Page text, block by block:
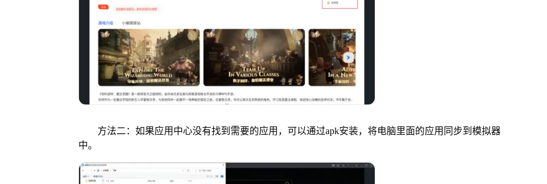
方法二：如果应用中心没有找到需要的应用，可以通过apk安装，将电脑里面的应用同步到模拟器
中。